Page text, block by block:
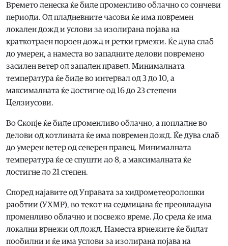
Времето денеска ќе биде променливо облачно со сончеви
периоди. Од пладневните часови ќе има повремен
локален дожд и услови за изолирана појава на
краткотраен пороен дожд и ретки грмежи. Ќе дува слаб
до умерен, а наместа во западните делови повремено
засилен ветер од западен правец. Минималната
температура ќе биде во интервал од 3 до 10, а
максималната ќе достигне од 16 до 23 степени
Целзиусови.
Во Скопје ќе биде променливо облачно, а попладне во
делови од котлината ќе има повремен дожд. Ќе дува слаб
до умерен ветер од северен правец. Минималната
температура ќе се спушти до 8, а максималната ќе
достигне до 21 степен.
Според најавите од Управата за хидрометеоролошки
раобтии (УХМР), во текот на седмицава ќе преовладува
променливо облачно и посвежо време. До среда ќе има
локални врнежи од дожд. Наместа врнежите ќе бидат
пообилни и ќе има услови за изолирана појава на